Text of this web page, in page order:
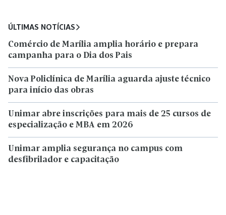
ÚLTIMAS NOTÍCIAS
Comércio de Marília amplia horário e prepara
campanha para o Dia dos Pais
Nova Policlínica de Marília aguarda ajuste técnico
para início das obras
Unimar abre inscrições para mais de 25 cursos de
especialização e MBA em 2026
Unimar amplia segurança no campus com
desfibrilador e capacitação